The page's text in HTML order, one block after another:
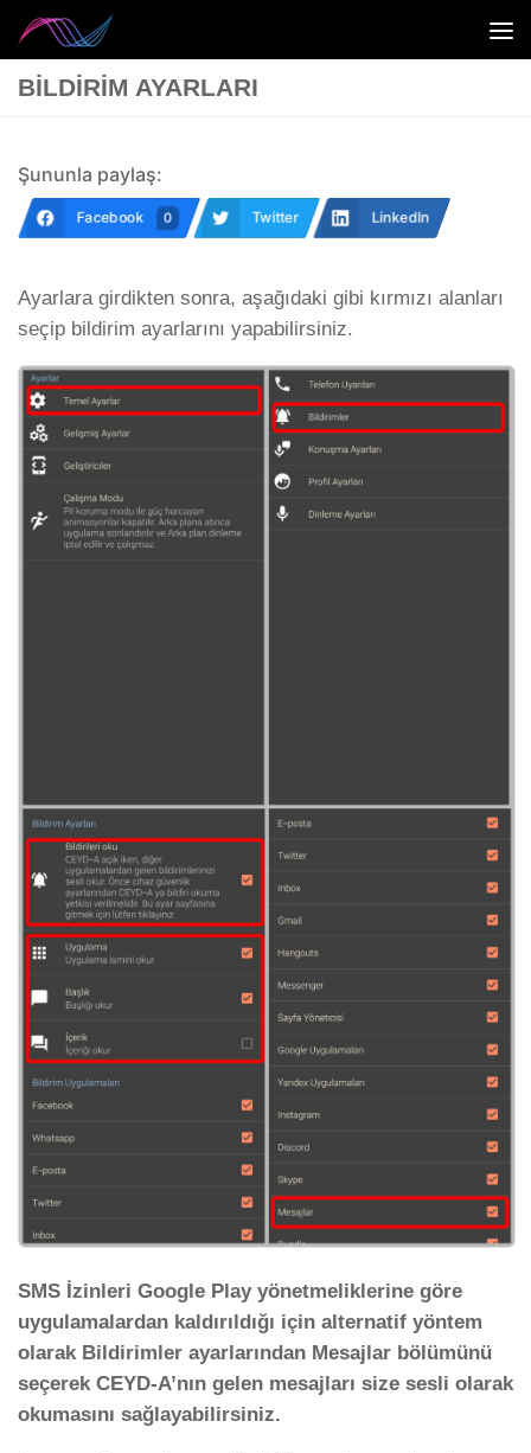
Skip to content
BILDIRIM AYARLARI
Şununla paylaş:
Facebook 0 Twitter LinkedIn
Ayarlara girdikten sonra, aşağıdaki gibi kırmızı alanları
seçip bildirim ayarlarını yapabilirsiniz.
SMS İzinleri Google Play yönetmeliklerine göre
uygulamalardan kaldırıldığı için alternatif yöntem
olarak Bildirimler ayarlarından Mesajlar bölümünü
seçerek CEYD-A’nın gelen mesajları size sesli olarak
okumasını sağlayabilirsiniz.